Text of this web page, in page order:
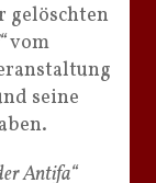
gelöschten
vom
seine
Antifa“